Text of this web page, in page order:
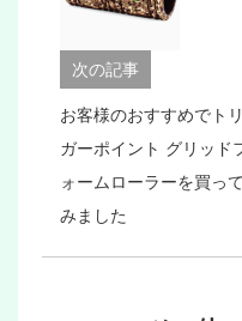
次の記事
お客様のおすすめでトリ
ガーポイント グリッド
ォームローラーを買って
みました